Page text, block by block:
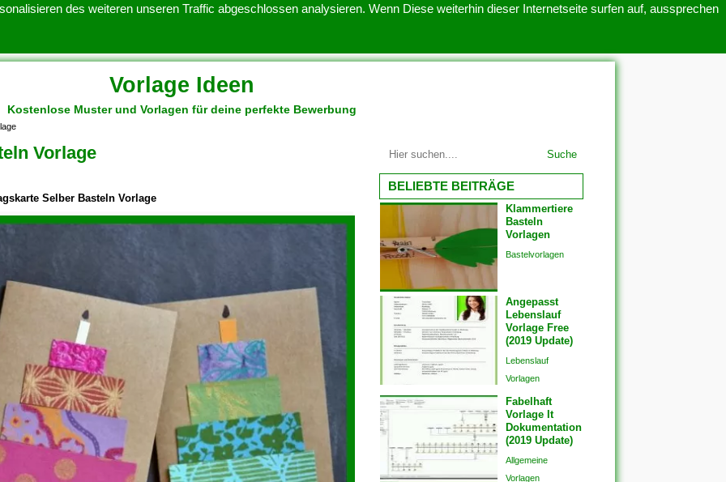
des weiteren unseren Traffic abgeschlossen analysieren. Wenn Diese weiterhin dieser Internetseite surfen auf, aussprechen
Vorlage Ideen
KONTAKT NUTZUNGSBEDINGUNGEN
Kostenlose Muster und Vorlagen für deine perfekte Bewerbung
Vorlage
Selber Basteln Vorlage
Suche
BELIEBTE BEITRÄGE
Klammertiere
Basteln
Vorlagen
Bastelvorlagen
Angepasst
Lebenslauf
Vorlage Free
(2019 Update)
Lebenslauf
Vorlagen
Fabelhaft
Vorlage It
Dokumentation
(2019 Update)
Allgemeine
Vorlagen